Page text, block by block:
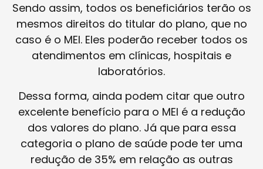
Sendo assim, todos os beneficiários terão os
mesmos direitos do titular do plano, que no
caso é o MEI. Eles poderão receber todos os
atendimentos em clínicas, hospitais e
laboratórios.
Dessa forma, ainda podem citar que outro
excelente benefício para o MEI é a redução
dos valores do plano. Já que para essa
categoria o plano de saúde pode ter uma
redução de 35% em relação as outras